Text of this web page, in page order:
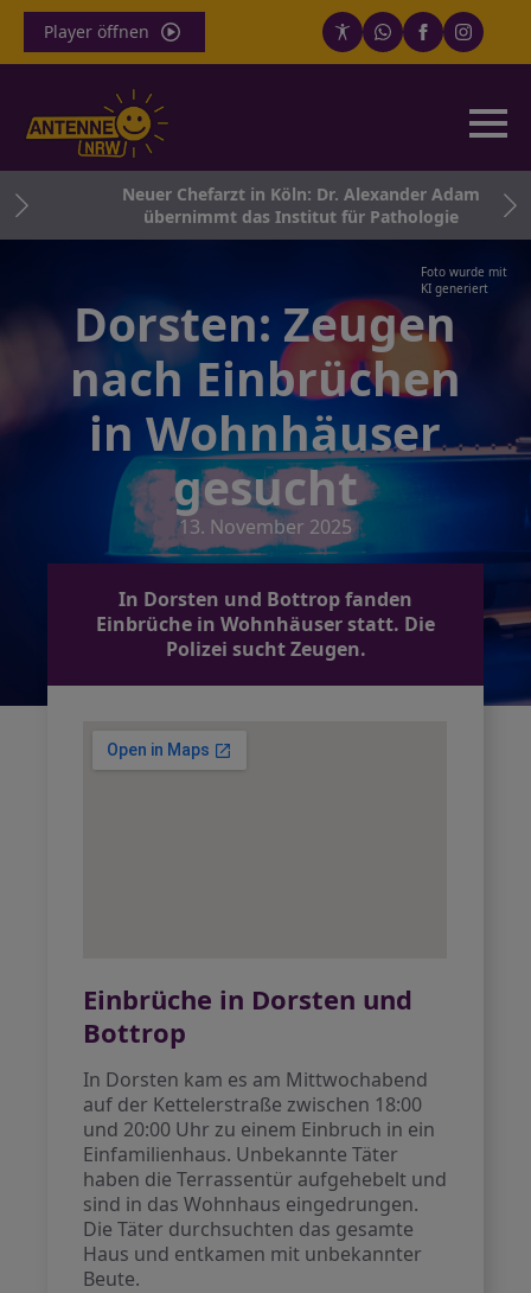
Player öffnen
Neuer Chefarzt in Köln: Dr. Alexander Adam
übernimmt das Institut für Pathologie
Foto wurde mit
KI generiert
Dorsten: Zeugen
nach Einbrüchen
in Wohnhäuser
gesucht
13. November 2025
In Dorsten und Bottrop fanden
Einbrüche in Wohnhäuser statt. Die
Polizei sucht Zeugen.
Einbrüche in Dorsten und
Bottrop
In Dorsten kam es am Mittwochabend
auf der Kettelerstraße zwischen 18:00
und 20:00 Uhr zu einem Einbruch in ein
Einfamilienhaus. Unbekannte Täter
haben die Terrassentür aufgehebelt und
sind in das Wohnhaus eingedrungen.
Die Täter durchsuchten das gesamte
Haus und entkamen mit unbekannter
Beute.